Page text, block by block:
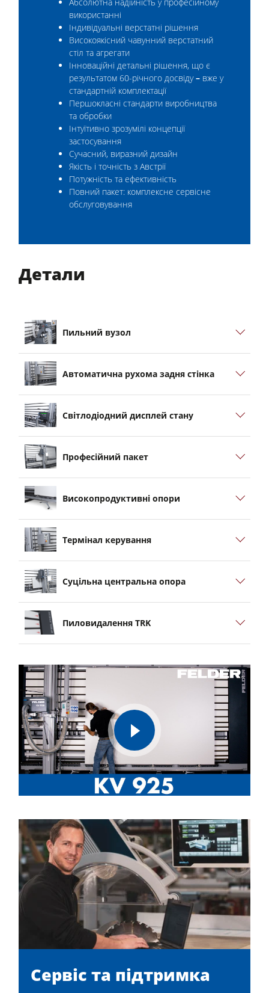
використанні
Індивідуальні верстатні рішення
Високоякісний чавунний верстатний
стіл та агрегати
Інноваційні детальні рішення, що є
результатом 60-річного досвіду–вже у
стандартній комплектації
Першокласні стандарти виробництва
та обробки
Інтуїтивно зрозумілі концепції
застосування
Сучасний, виразний дизайн
Якість і точність з Австрії
Потужність та ефективність
Повний пакет: комплексне сервісне
обслуговування
Детали
Пильний вузол
Автоматична рухома задня стінка
Світлодіодний дисплей стану
Професійний пакет
Високопродуктивні опори
Термінал керування
Суцільна центральна опора
Пиловидалення TRK
play
video
Сервіс та підтримка